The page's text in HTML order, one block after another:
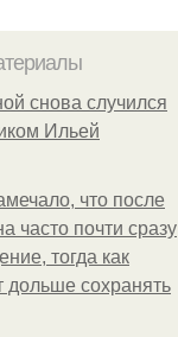
снова случился
Ильей
что после
часто почти сразу
тогда как
сохранять